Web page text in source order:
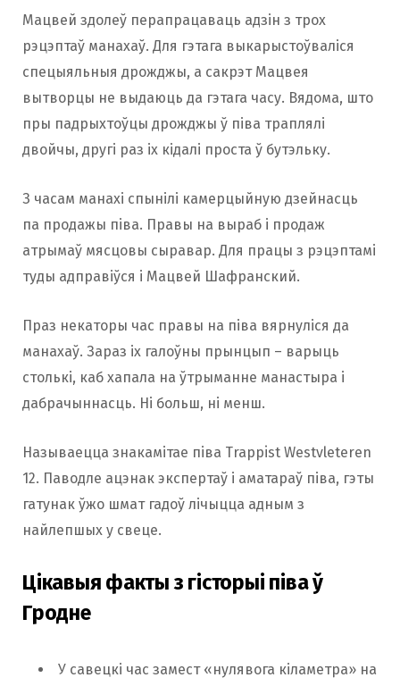
Мацвей здолеў перапрацаваць адзін з трох
рэцэптаў манахаў. Для гэтага выкарыстоўваліся
спецыяльныя дрожджы, а сакрэт Мацвея
вытворцы не выдаюць да гэтага часу. Вядома, што
пры падрыхтоўцы дрожджы ў піва траплялі
двойчы, другі раз іх кідалі проста ў бутэльку.
З часам манахі спынілі камерцыйную дзейнасць
па продажы піва. Правы на выраб і продаж
атрымаў мясцовы сыравар. Для працы з рэцэптамі
туды адправіўся і Мацвей Шафранский.
Праз некаторы час правы на піва вярнуліся да
манахаў. Зараз іх галоўны прынцып – варыць
столькі, каб хапала на ўтрыманне манастыра і
дабрачыннасць. Ні больш, ні менш.
Называецца знакамітае піва Trappist Westvleteren
12. Паводле ацэнак экспертаў і аматараў піва, гэты
гатунак ўжо шмат гадоў лічыцца адным з
найлепшых у свеце.
Цікавыя факты з гісторыі піва ў
Гродне
У савецкі час замест «нулявога кіламетра» на